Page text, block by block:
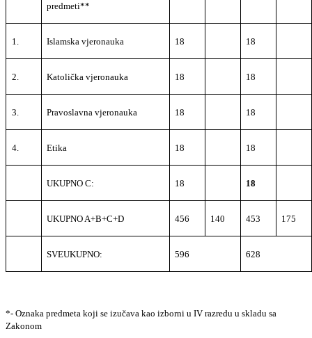
predmeti**
1. Islamska vjeronauka 18 18
2. Katolička vjeronauka 18 18
3. Pravoslavna vjeronauka 18 18
4. Etika 18 18
UKUPNO C: 18 18
UKUPNO A+B+C+D 456 140 453 175
SVEUKUPNO: 596 628
*- Oznaka predmeta koji se izučava kao izborni u IV razredu u skladu sa
Zakonom